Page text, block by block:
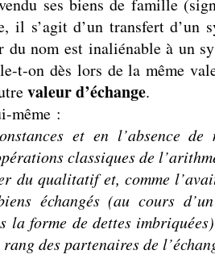
ses biens de famille
il s’agit d’un transfert d’un
du nom est inaliénable à un
t-on dès lors de la même
valeur d’échange.
même :
et en l’absence de
classiques de
du qualitatif et, comme
échangés (au cours
la forme de dettes
rang des partenaires de